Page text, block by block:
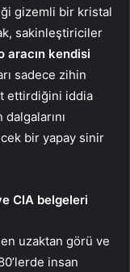
gizemli bir kristal
sakinleştiriciler
aracın kendisi
sadece zihin
ettirdiğini iddia
bir yapay sinir
CIA belgeleri
uzaktan görü ve
insan